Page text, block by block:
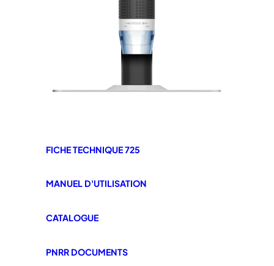
FICHE TECHNIQUE 725
MANUEL D'UTILISATION
CATALOGUE
PNRR DOCUMENTS